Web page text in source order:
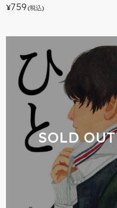
¥759 (税込)
SOLD OUT